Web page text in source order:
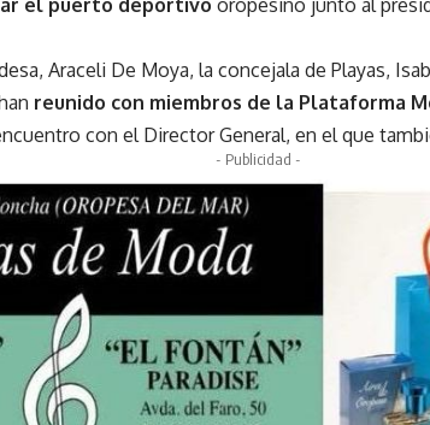
Araceli De Moya, la concejala de Playas,
reunido con miembros de la Plataforma
con el Director General, en el que
- Publicidad -